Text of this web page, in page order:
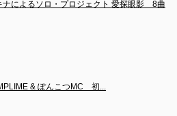
ナによるソロ・プロジェクト 愛探眼影　8曲
& ぽんこつMC　初...